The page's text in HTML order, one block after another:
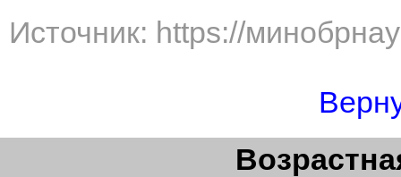
Источник: https://